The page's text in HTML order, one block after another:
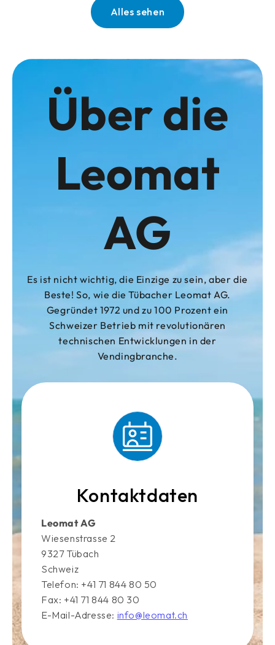
Alles sehen
Über die
Leomat
AG
Es ist nicht wichtig, die Einzige zu sein, aber die
Beste! So, wie die Tübacher Leomat AG.
Gegründet 1972 und zu 100 Prozent ein
Schweizer Betrieb mit revolutionären
technischen Entwicklungen in der
Vendingbranche.
Kontaktdaten
Leomat AG
Wiesenstrasse 2
9327 Tübach
Schweiz
Telefon: +41 71 844 80 50
Fax: +41 71 844 80 30
E-Mail-Adresse: info@leomat.ch